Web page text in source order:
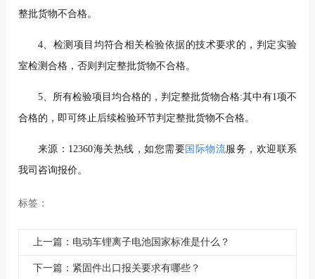
整批货物不合格。
4、检测项目均符合相关检验依据的技术要求的，判定实验
室检测合格，否则判定整批货物不合格。
5、所有检验项目均合格的，判定整批货物合格:其中有1项不
合格的，即可终止后续检验环节判定整批货物不合格。
来源：12360海关热线，如您需要 国际物流服务，欢迎联系
我司咨询报价。
标签：
上一篇：电动车锂离子电池国家标准是什么？
下一篇：紧固件出口报关要求有哪些？